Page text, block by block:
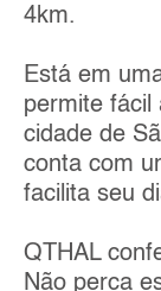
4km.
Está em
permite fácil
cidade de
conta com
facilita seu
QTHAL
Não perca